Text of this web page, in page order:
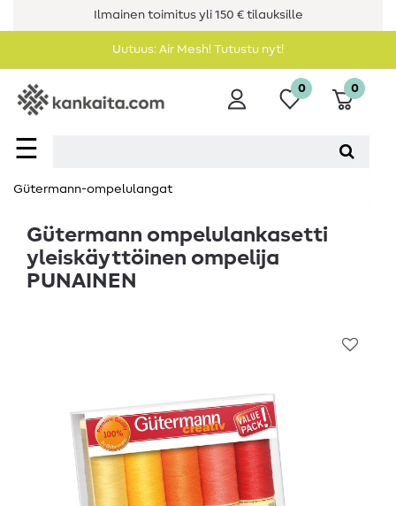
Ilmainen toimitus yli 150 € tilauksille
Uutuus: Air Mesh! Tutustu nyt!
☰
0 0
Gütermann-ompelulangat
Gütermann ompelulankasetti
yleiskäyttöinen ompelija
PUNAINEN